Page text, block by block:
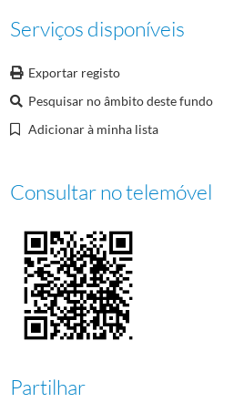
00012Academia Olímpica Internacional
00014Jantar "Dia Olímpico"
Serviços disponíveis
Exportar registo
Pesquisar no âmbito deste fundo
Adicionar à minha lista
Consultar no telemóvel
Partilhar